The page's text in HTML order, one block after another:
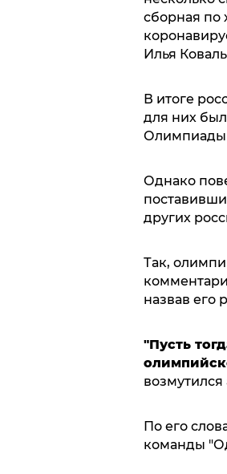
сборная по
Илья
В итоге
для них
Олимпиады
Однако
других
Так,
назвав его
"Пусть
возмутился
По его
команды